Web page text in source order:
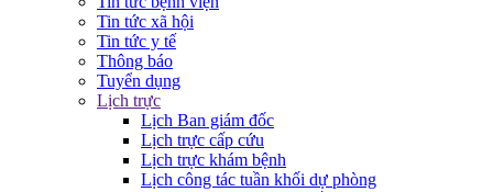
Tin tức xã hội
Tin tức y tế
Thông báo
Tuyển dụng
Lịch trực
Lịch Ban giám đốc
Lịch trực cấp cứu
Lịch trực khám bệnh
Lịch công tác tuần khối dự phòng